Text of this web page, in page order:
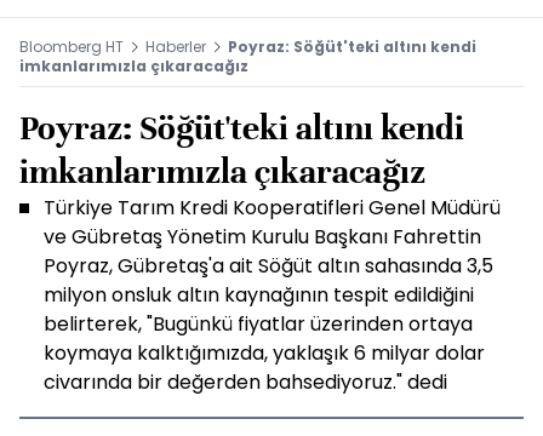
Bloomberg HT Haberler
Poyraz: Söğüt'teki altını kendi
imkanlarımızla çıkaracağız
Poyraz: Söğüt'teki altını kendi
imkanlarımızla çıkaracağız
Türkiye Tarım Kredi Kooperatifleri Genel Müdürü
ve Gübretaş Yönetim Kurulu Başkanı Fahrettin
Poyraz, Gübretaş'a ait Söğüt altın sahasında 3,5
milyon onsluk altın kaynağının tespit edildiğini
belirterek, "Bugünkü fiyatlar üzerinden ortaya
koymaya kalktığımızda, yaklaşık 6 milyar dolar
civarında bir değerden bahsediyoruz." dedi